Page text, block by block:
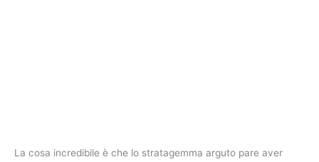
La cosa incredibile è che lo stratagemma arguto pare aver